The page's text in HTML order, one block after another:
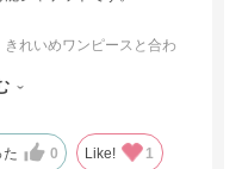
れいめワンピースと合わ
役になります。
た 0 Like! 1